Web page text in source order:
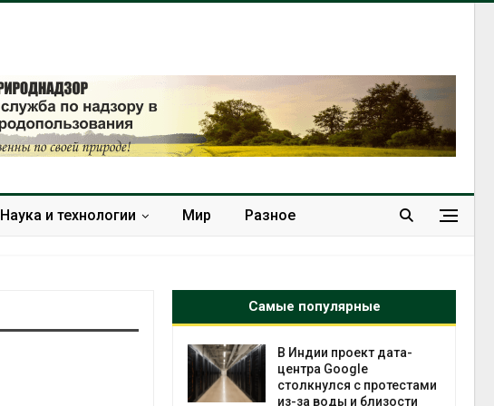
Наука и технологии Мир Разное
Самые популярные
В Индии проект дата-
центра Google
столкнулся с протестами
из-за воды и близости